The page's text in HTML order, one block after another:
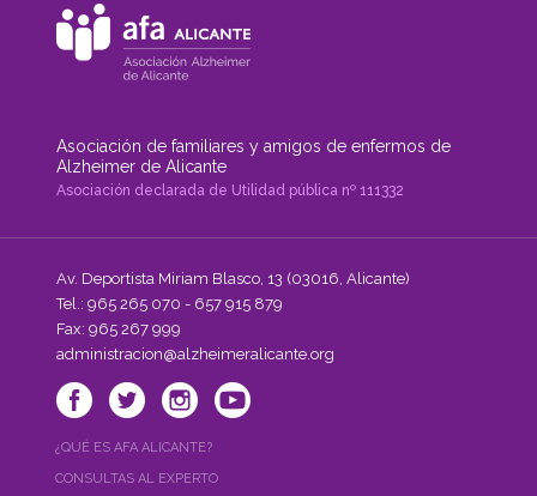
de
la
madre
y
las
flores"
Asociación de familiares y amigos de enfermos de
Alzheimer de Alicante
Asociación declarada de Utilidad pública nº 111332
Av. Deportista Miriam Blasco, 13 (03016, Alicante)
Tel.: 965 265 070 - 657 915 879
Fax: 965 267 999
administracion@alzheimeralicante.org
¿QUÉ ES AFA ALICANTE?
CONSULTAS AL EXPERTO